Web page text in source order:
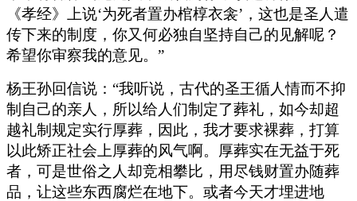
《孝经》上说‘为死者置办棺椁衣衾’，这也是圣人遣
传下来的制度，你又何必独自坚持自己的见解呢？
希望你审察我的意见。”
杨王孙回信说：“我听说，古代的圣王循人情而不抑
制自己的亲人，所以给人们制定了葬礼，如今却超
越礼制规定实行厚葬，因此，我才要求裸葬，打算
以此矫正社会上厚葬的风气啊。厚葬实在无益于死
者，可是世俗之人却竞相攀比，用尽钱财置办随葬
品，让这些东西腐烂在地下。或者今天才埋进地